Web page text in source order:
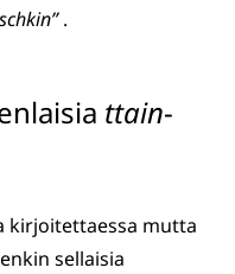
.
ttain-
kirjoitettaessa mutta
sellaisia